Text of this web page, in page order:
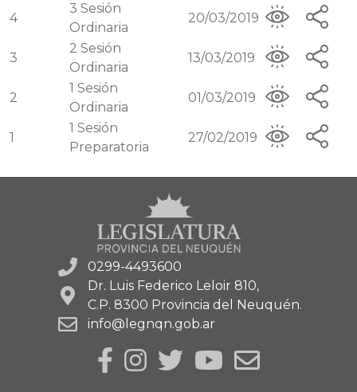
4
3 Sesión
Ordinaria
20/03/2019
3
2 Sesión
Ordinaria
13/03/2019
2
1 Sesión
Ordinaria
01/03/2019
1
1 Sesión
Preparatoria
27/02/2019
0299-4493600
Dr. Luis Federico Leloir 810,
C.P. 8300 Provincia del Neuquén.
info@legnqn.gob.ar